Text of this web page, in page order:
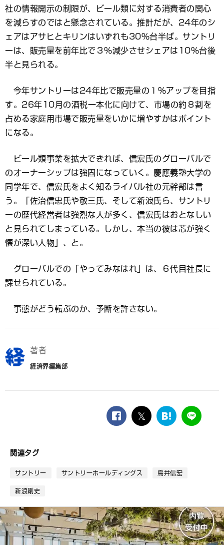
社の情報開示の制限が、ビール類に対する消費者の関心
を減らすのではと懸念されている。推計だが、24年のシ
ェアはアサヒとキリンはいずれも30％台半ば。サントリ
ーは、販売量を前年比で３％減少させシェアは10％台後
半と見られる。
今年サントリーは24年比で販売量の１％アップを目指
す。26年10月の酒税一本化に向けて、市場の約８割を
占める家庭用市場で販売量をいかに増やすかはポイント
になる。
ビール類事業を拡大できれば、信宏氏のグローバルで
のオーナーシップは強固になっていく。慶應義塾大学の
同学年で、信宏氏をよく知るライバル社の元幹部は言
う。「佐治信忠氏や敬三氏、そして新浪氏ら、サントリ
ーの歴代経営者は強烈な人が多く、信宏氏はおとなしい
と見られてしまっている。しかし、本当の彼は芯が強く
懐が深い人物」、と。
グローバルでの「やってみなはれ」は、６代目社長に
課せられている。
事態がどう転ぶのか、予断を許さない。
著者
経済界編集部
facebook
twitter
は
ク
LINE
関連タグ
サントリー サントリーホールディングス 鳥井信宏
新浪剛史